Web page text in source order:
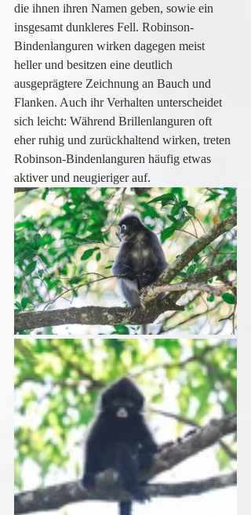
die ihnen ihren Namen geben, sowie ein
insgesamt dunkleres Fell. Robinson-
Bindenlanguren wirken dagegen meist
heller und besitzen eine deutlich
ausgeprägtere Zeichnung an Bauch und
Flanken. Auch ihr Verhalten unterscheidet
sich leicht: Während Brillenlanguren oft
eher ruhig und zurückhaltend wirken, treten
Robinson-Bindenlanguren häufig etwas
aktiver und neugieriger auf.